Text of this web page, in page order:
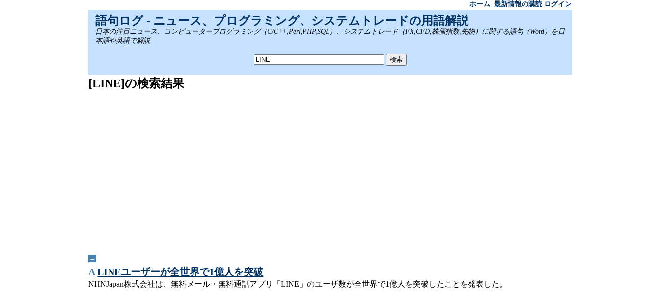
ホーム 最新情報の購読 ログイン
語句ログ - ニュース、プログラミング、システムトレードの用語解説
日本の注目ニュース、コンピュータープログラミング（C/C++,Perl,PHP,SQL）、システムトレード（FX,CFD,株価指数,先物）に関する語句（Word）を日
本語や英語で解説
[LINE]の検索結果
－
A LINEユーザーが全世界で1億人を突破
NHNJapan株式会社は、無料メール・無料通話アプリ「LINE」のユーザ数が全世界で1億人を突破したことを発表した。